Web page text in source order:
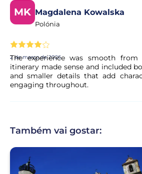
MK Magdalena Kowalska
Polónia
2 de março de 2026
The experience was smooth
itinerary made sense and included
and smaller details that add
engaging throughout.
Também vai gostar: